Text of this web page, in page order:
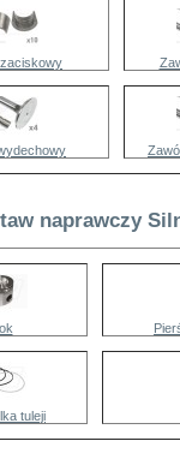
naprawczy
tuleji